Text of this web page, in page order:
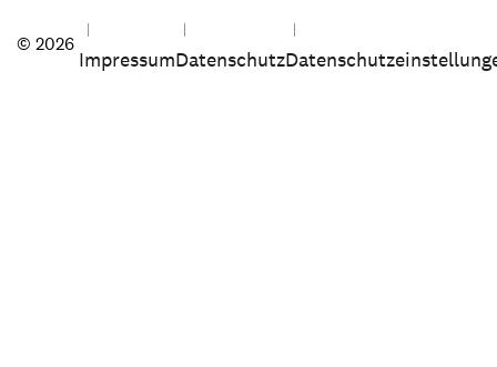
© 2026
ImpressumDatenschutz